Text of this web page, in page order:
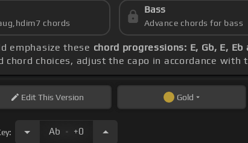
chords
Bass
Advance chords for bass
emphasize these chord progressions: E, Gb, E, Eb
choices, adjust the capo in accordance with
EditThis Version Gold
Ab . +0